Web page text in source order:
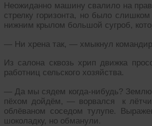
Неожиданно машину свалило на
стрелку горизонта, но было
нижним крылом большой сугроб,
— Ни хрена так, — хмыкнул
Из салона сквозь хрип движка
работниц сельского хозяйства.
— Да мы сядем когда-нибудь?
пёхом дойдём, — ворвался к
облёваном соседом тулупе.
шоколадку, но обманули.